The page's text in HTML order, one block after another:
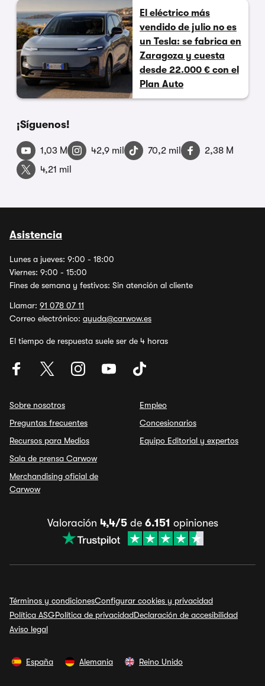
El eléctrico más
vendido de julio no es
un Tesla: se fabrica en
Zaragoza y cuesta
desde 22.000 € con el
Plan Auto
¡Síguenos!
1,03 M 42,9 mil 70,2 mil
2,38 M
4,21 mil
Asistencia
Lunes a jueves: 9:00 - 18:00
Viernes: 9:00 - 15:00
Fines de semana y festivos: Sin atención al cliente
Llamar: 91 078 07 11
Correo electrónico: ayuda@carwow.es
El tiempo de respuesta suele ser de 4 horas
Sobre nosotros
Preguntas frecuentes
Recursos para Medios
Sala de prensa Carwow
Merchandising oficial de
Carwow
Empleo
Concesionarios
Equipo Editorial y expertos
Valoración 4,4/5de 6.151 opiniones
Términos y condicionesConfigurar cookies y privacidad
Política ASGPolítica de privacidadDeclaración de accesibilidad
Aviso legal
España Alemania Reino Unido